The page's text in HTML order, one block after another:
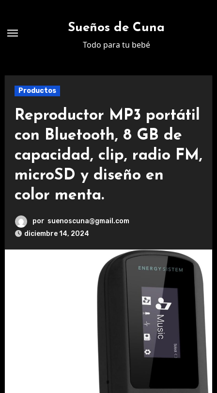
contenido
Sueños de Cuna
Todo para tu bebé
Productos
Reproductor MP3 portátil
con Bluetooth, 8 GB de
capacidad, clip, radio FM,
microSD y diseño en
color menta.
por suenoscuna@gmail.com
diciembre 14, 2024